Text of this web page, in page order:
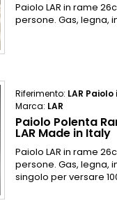
Paiolo LAR in rame
persone. Gas, legna,
Riferimento: LAR
Marca: LAR
Paiolo Polenta
LAR Made in Italy
Paiolo LAR in rame
persone. Gas, legna,
singolo per versare